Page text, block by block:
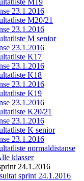
M19
23.1.2016
M20/21
23.1.2016
M senior
23.1.2016
K17
23.1.2016
K18
23.1.2016
K19
23.1.2016
K20/21
23.1.2016
K senior
23.1.2016
normaldistanse
klasser
24.1.2016
sprint 24.1.2016